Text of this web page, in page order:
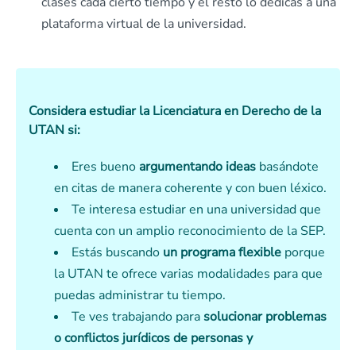
plataforma virtual de la universidad.
Considera estudiar la Licenciatura en Derecho de la
UTAN si:
Eres bueno argumentando ideas basándote
en citas de manera coherente y con buen léxico.
Te interesa estudiar en una universidad que
cuenta con un amplio reconocimiento de la SEP.
Estás buscando un programa flexible porque
la UTAN te ofrece varias modalidades para que
puedas administrar tu tiempo.
Te ves trabajando parasolucionar problemas
o conflictos jurídicos de personas y